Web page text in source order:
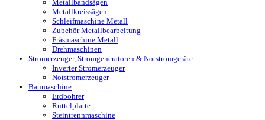
Metallbandsägen
Metallkreissägen
Schleifmaschine Metall
Zubehör Metallbearbeitung
Fräsmaschine Metall
Drehmaschinen
Stromerzeuger, Stromgeneratoren & Notstromgeräte
Inverter Stromerzeuger
Notstromerzeuger
Baumaschine
Erdbohrer
Rüttelplatte
Steintrennmaschine